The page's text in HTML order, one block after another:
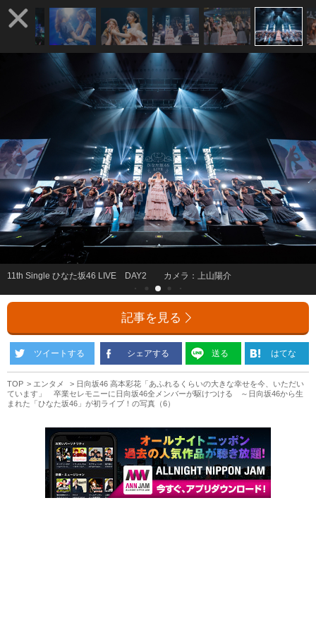
11th Single ひなた坂46 LIVE DAY2 カメラ：上山陽介
記事を見る
ツイートする シェアする 送る はてな
TOP エンタメ
日向坂46 高本彩花「あふれるくらいの大きな幸せを今、いただい
ています」 卒業セレモニーに日向坂46全メンバーが駆けつける ～日向坂46から生
まれた「ひなた坂46」が初ライブ！の写真（6）